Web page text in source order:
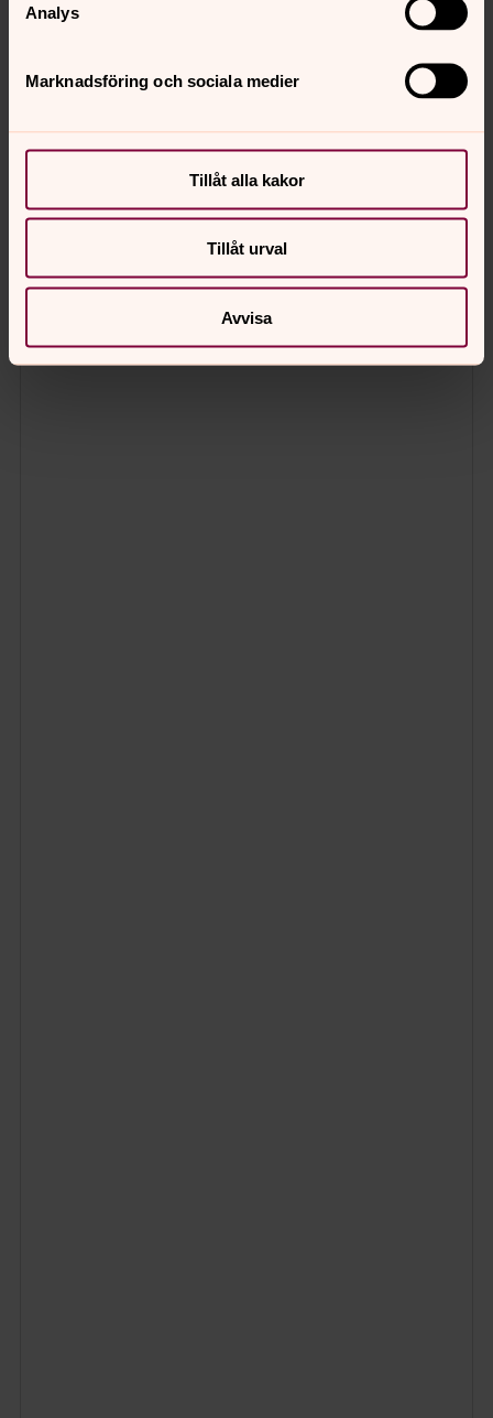
Analys
Marknadsföring och sociala medier
Tillåt alla kakor
Tillåt urval
Avvisa